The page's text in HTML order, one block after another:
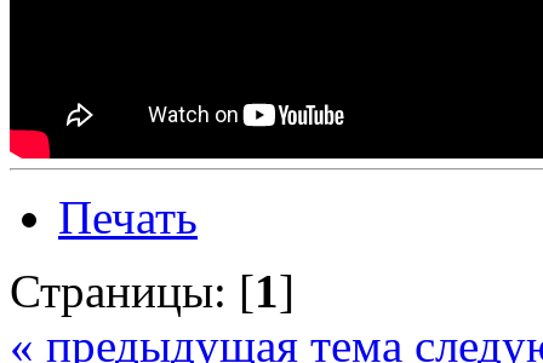
Печать
Страницы: [1]
« предыдущая тема